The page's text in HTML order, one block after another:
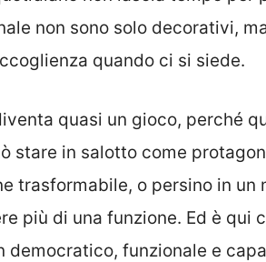
non sono solo decorativi,
quando ci si siede.
quasi un gioco, perché
stare in salotto come
trasformabile, o persino in un
più di una funzione. Ed è qui
democratico, funzionale e